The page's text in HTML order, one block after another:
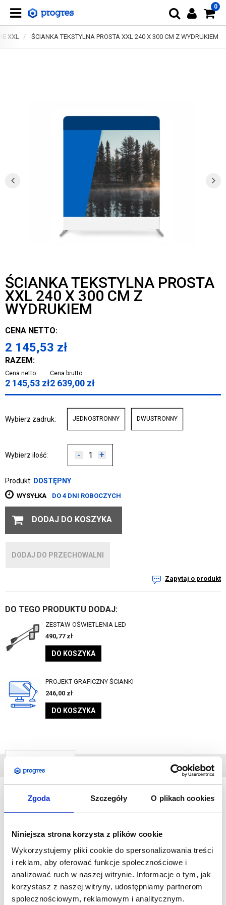
Zgoda Szczegóły O plikach cookies
Niniejsza strona korzysta z plików cookie
Wykorzystujemy pliki cookie do spersonalizowania treści
i reklam, aby oferować funkcje społecznościowe i
analizować ruch w naszej witrynie. Informacje o tym, jak
korzystasz z naszej witryny, udostępniamy partnerom
społecznościowym, reklamowym i analitycznym.
0
XXL ŚCIANKA TEKSTYLNA PROSTA XXL 240 X 300 CM Z WYDRUKIEM
ŚCIANKA TEKSTYLNA PROSTA
XXL 240 X 300 CM Z
WYDRUKIEM
CENA NETTO:
2 145,53 zł
RAZEM:
Cena netto:
2 145,53 zł
Cena brutto:
2 639,00 zł
Wybierz zadruk: JEDNOSTRONNY DWUSTRONNY
Wybierz ilość: - +
Produkt: DOSTĘPNY
WYSYŁKA DO 4 DNI ROBOCZYCH
DODAJ DO KOSZYKA
DODAJ DO PRZECHOWALNI
Zapytaj o produkt
DO TEGO PRODUKTU DODAJ:
ZESTAW OŚWIETLENIA LED
490,77 zł
DO KOSZYKA
PROJEKT GRAFICZNY ŚCIANKI
246,00 zł
DO KOSZYKA
TECHNICZNE
FormulateXXLjest systemem umożliwiającym stworzenie
wykonane są z aluminium, a ich montaż jest niezwykle prosty.
System pozwala na przedstawienie grafiki z tkaniny, którą
naciąga się na ramę.
Klienci biznesowi doceniają ścianki tekstylne za ich
profesjonalny wygląd, wygodę użytkowania oraz za jakość